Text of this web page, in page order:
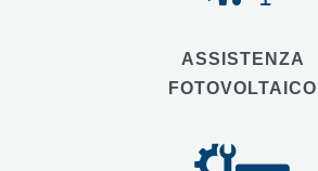
ASSISTENZA
FOTOVOLTAICO